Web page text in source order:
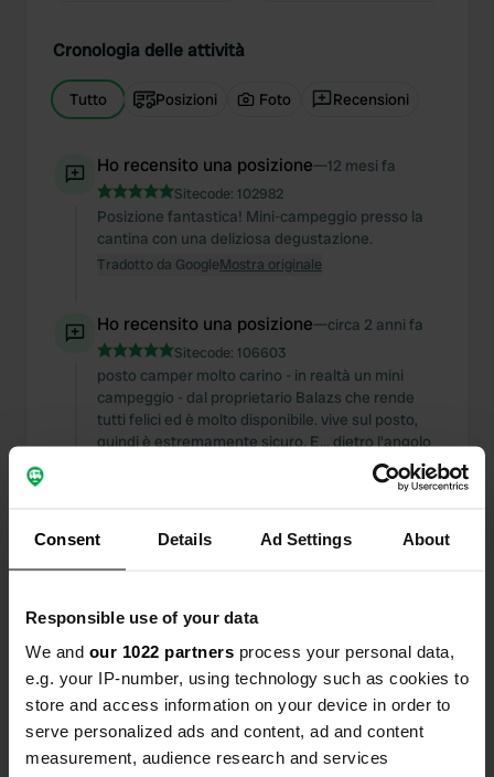
Consent Details Ad Settings About
Responsible use of your data
We and our 1022 partners process your personal data,
e.g. your IP-number, using technology such as cookies to
store and access information on your device in order to
serve personalized ads and content, ad and content
measurement, audience research and services
Cronologia delle attività
Tutto Posizioni Foto Recensioni
Ho recensito una posizione—12 mesi fa
Sitecode: 102982
Posizione fantastica! Mini-campeggio presso la
cantina con una deliziosa degustazione.
Tradotto da GoogleMostra originale
Ho recensito una posizione—circa 2 anni fa
Sitecode: 106603
posto camper molto carino - in realtà un mini
campeggio - dal proprietario Balazs che rende
tutti felici ed è molto disponibile. vive sul posto,
quindi è estremamente sicuro. E... dietro l'angolo
dal lago e dalla principale pista ciclabile lungo il
Tradotto da Google Mostra originale
posizione